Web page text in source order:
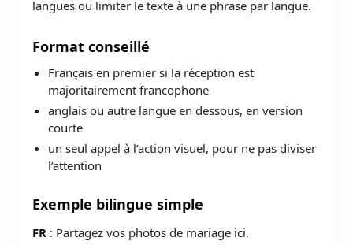
langues ou limiter le texte à une phrase par langue.
Format conseillé
Français en premier si la réception est
majoritairement francophone
anglais ou autre langue en dessous, en version
courte
un seul appel à l’action visuel, pour ne pas diviser
l’attention
Exemple bilingue simple
FR : Partagez vos photos de mariage ici.